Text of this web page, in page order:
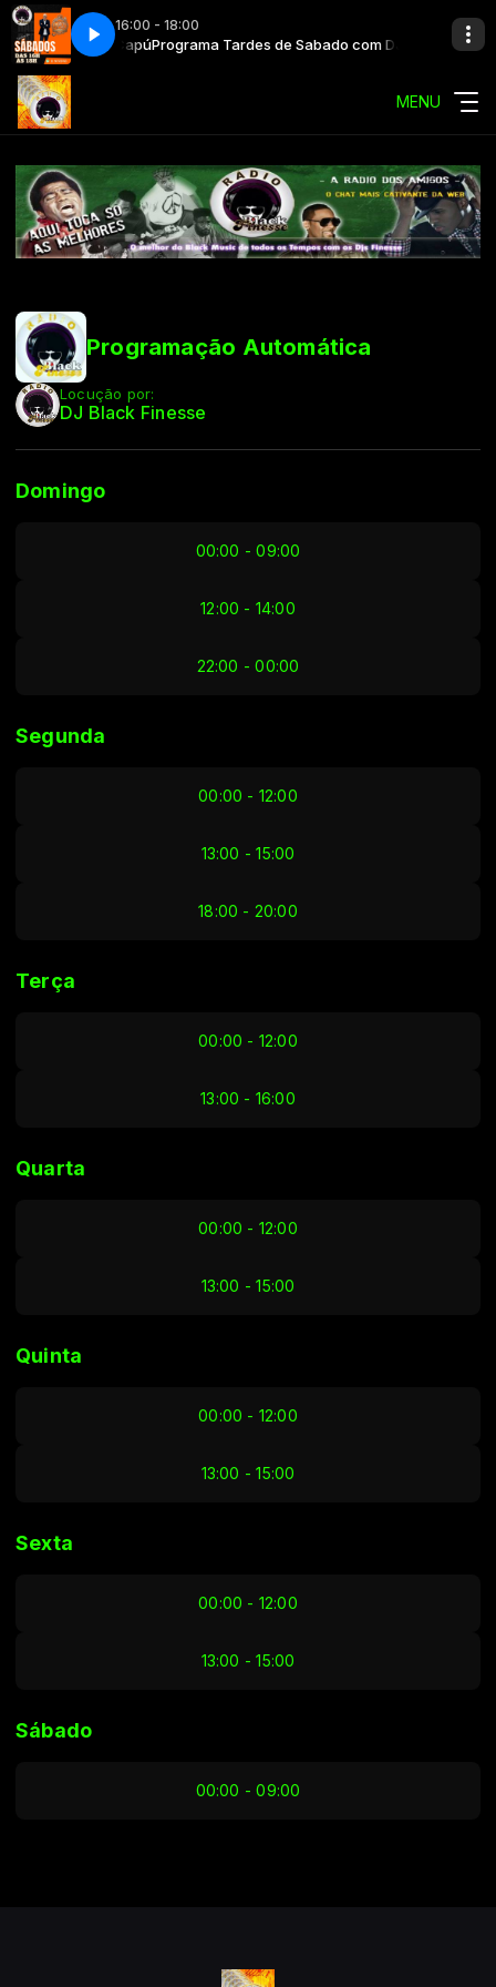
16:00 - 18:00
com DJ Beto CapúPrograma Tardes de Sabado com DJ Beto Capú
MENU
Programação Automática
Locução por:
DJ Black Finesse
Domingo
00:00 - 09:00
12:00 - 14:00
22:00 - 00:00
Segunda
00:00 - 12:00
13:00 - 15:00
18:00 - 20:00
Terça
00:00 - 12:00
13:00 - 16:00
Quarta
00:00 - 12:00
13:00 - 15:00
Quinta
00:00 - 12:00
13:00 - 15:00
Sexta
00:00 - 12:00
13:00 - 15:00
Sábado
00:00 - 09:00